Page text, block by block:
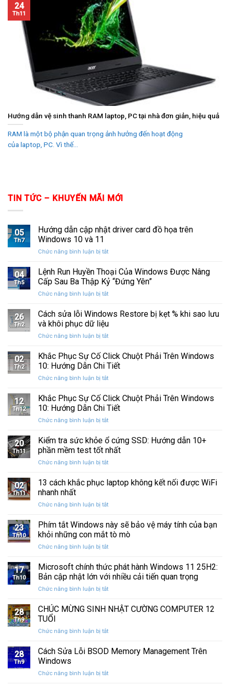
TIN TỨC – KHUYẾN MÃI MỚI
05
Th7
Hướng dẫn cập nhật driver card đồ họa trên
Windows 10 và 11
Chức năng bình luận bị tắtở
dẫn
cập
nhật
driver
đồ
họa
Windows
và
11
04
Th5
Lệnh Run Huyền Thoại Của Windows Được Nâng
Cấp Sau Ba Thập Kỷ “Đứng Yên”
Chức năng bình luận bị tắtở
Run
Thoại
Của
Được
Nâng
Sau
Thập
Kỷ
26
Th2
Cách sửa lỗi Windows Restore bị kẹt % khi sao lưu
và khôi phục dữ liệu
Chức năng bình luận bị tắtở
sửa
lỗi
Windows
Restore
kẹt
%
sao
và
khôi
02
Th2
Khắc Phục Sự Cố Click Chuột Phải Trên Windows
10: Hướng Dẫn Chi Tiết
Chức năng bình luận bị tắtở
Phục
Sự
Cố
Click
Phải
Trên
10:
Dẫn
12
Th12
Khắc Phục Sự Cố Click Chuột Phải Trên Windows
10: Hướng Dẫn Chi Tiết
Chức năng bình luận bị tắtở
Phục
Sự
Cố
Click
Phải
10:
Dẫn
Chi
20
Th11
Kiểm tra sức khỏe ổ cứng SSD: Hướng dẫn 10+
phần mềm test tốt nhất
Chức năng bình luận bị tắtở
tra
sức
ổ
SSD:
Hướng
10+
mềm
test
02
Th11
13 cách khắc phục laptop không kết nối được WiFi
nhanh nhất
Chức năng bình luận bị tắtở
cách
khắc
phục
laptop
kết
nối
WiFi
nhất
23
Th10
Phím tắt Windows này sẽ bảo vệ máy tính của bạn
khỏi những con mắt tò mò
Chức năng bình luận bị tắtở
tắt
Windows
này
sẽ
vệ
của
khỏi
17
Th10
Microsoft chính thức phát hành Windows 11 25H2:
Bản cập nhật lớn với nhiều cải tiến quan trọng
Chức năng bình luận bị tắtở
chính
hành
11
cập
28
Th9
CHÚC MỪNG SINH NHẬT CƯỜNG COMPUTER 12
TUỔI
Chức năng bình luận bị tắtở
MỪNG
CƯỜNG
28
Th9
Cách Sửa Lỗi BSOD Memory Management Trên
Windows
Chức năng bình luận bị tắtở
Hướng dẫn vệ sinh thanh RAM laptop, PC tại nhà đơn giản, hiệu quả
RAM là một bộ phận quan trọng ảnh hưởng đến hoạt động
của laptop, PC. Vì thế...
24
Th11